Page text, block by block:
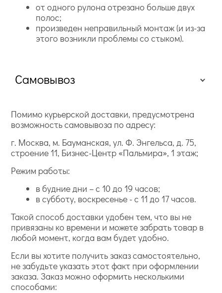
от одного рулона отрезано больше двух
полос;
произведен неправильный монтаж (и из-за
этого возникли проблемы со стыком).
Самовывоз
Помимо курьерской доставки, предусмотрена
возможность самовывоза по адресу:
г. Москва, м. Бауманская, ул. Ф. Энгельса, д. 75,
строение 11, Бизнес-Центр «Пальмира», 1 этаж;
Режим работы:
в будние дни – с 10 до 19 часов;
в субботу, воскресенье - с 11 до 17 часов.
Такой способ доставки удобен тем, что вы не
привязаны ко времени и можете забрать товар в
любой момент, когда вам будет удобно.
Если вы хотите получить заказ самостоятельно,
не забудьте указать этот факт при оформлении
заказа. Заказ можно оформить несколькими
способами: